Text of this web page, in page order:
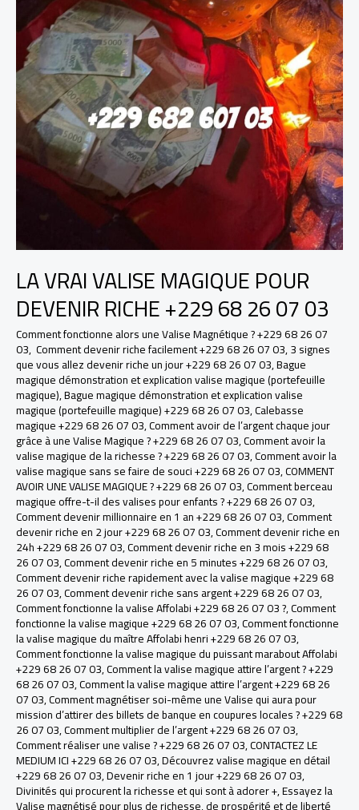
LA VRAI VALISE MAGIQUE POUR
DEVENIR RICHE +229 68 26 07 03
Comment fonctionne alors une Valise Magnétique ? +229 68 26 07
03, Comment devenir riche facilement +229 68 26 07 03,3 signes
que vous allez devenir riche un jour +229 68 26 07 03,Bague
magique démonstration et explication valise magique (portefeuille
magique),Bague magique démonstration et explication valise
magique (portefeuille magique) +229 68 26 07 03,Calebasse
magique +229 68 26 07 03,Comment avoir de l’argent chaque jour
grâce à une Valise Magique ? +229 68 26 07 03,Comment avoir la
valise magique de la richesse ? +229 68 26 07 03,Comment avoir la
valise magique sans se faire de souci +229 68 26 07 03,COMMENT
AVOIR UNE VALISE MAGIQUE ? +229 68 26 07 03,Comment berceau
magique offre-t-il des valises pour enfants ? +229 68 26 07 03,
Comment devenir millionnaire en 1 an +229 68 26 07 03,Comment
devenir riche en 2 jour +229 68 26 07 03,Comment devenir riche en
24h +229 68 26 07 03,Comment devenir riche en 3 mois +229 68
26 07 03,Comment devenir riche en 5 minutes +229 68 26 07 03,
Comment devenir riche rapidement avec la valise magique +229 68
26 07 03,Comment devenir riche sans argent +229 68 26 07 03,
Comment fonctionne la valise Affolabi +229 68 26 07 03 ?,Comment
fonctionne la valise magique +229 68 26 07 03,Comment fonctionne
la valise magique du maître Affolabi henri +229 68 26 07 03,
Comment fonctionne la valise magique du puissant marabout Affolabi
+229 68 26 07 03,Comment la valise magique attire l’argent ? +229
68 26 07 03,Comment la valise magique attire l’argent +229 68 26
07 03,Comment magnétiser soi-même une Valise qui aura pour
mission d’attirer des billets de banque en coupures locales ? +229 68
26 07 03,Comment multiplier de l’argent +229 68 26 07 03,
Comment réaliser une valise ? +229 68 26 07 03,CONTACTEZ LE
MEDIUM ICI +229 68 26 07 03,Découvrez valise magique en détail
+229 68 26 07 03,Devenir riche en 1 jour +229 68 26 07 03,
Divinités qui procurent la richesse et qui sont à adorer +,Essayez la